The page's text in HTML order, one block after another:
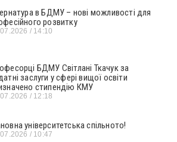
в БДМУ – нові можливості для
розвитку
14:10
БДМУ Світлані Ткачук за
заслуги у сфері вищої освіти
стипендію КМУ
12:18
університетська спільното!
10:47